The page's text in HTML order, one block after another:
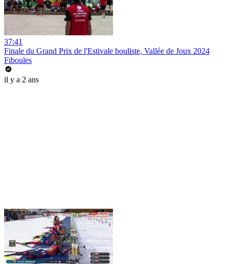
37:41
Finale du Grand Prix de l'Estivale bouliste, Vallée de Joux 2024
Fiboules
il y a 2 ans